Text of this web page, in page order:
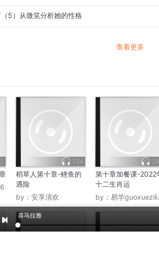
5）从微笑分析她的性格
查看更多
724
稻草人第十章-鲤鱼的
遇险
by： 安享清欢
第十章加餐课-2022
十二生肖运
by： 易学guoxueziliao88
喜马拉雅